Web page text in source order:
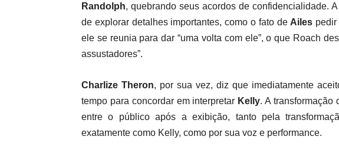
Randolph, quebrando seus acordos de confidencialidade.
de explorar detalhes importantes, como o fato de Ailes pedir
ele se reunia para dar “uma volta com ele”, o que Roach
assustadores”.
Charlize Theron, por sua vez, diz que imediatamente
tempo para concordar em interpretar Kelly. A transformação
entre o público após a exibição, tanto pela
exatamente como Kelly, como por sua voz e performance.